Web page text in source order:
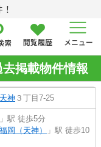
索 閲覧履歴 メニュー
掲載物件情報
天神 ３丁目7-25
」駅 徒歩5分
岡（天神）
」駅 徒歩10